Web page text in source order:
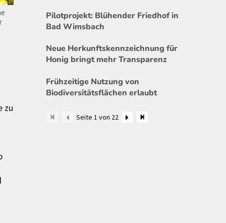
zu
Pilotprojekt: Blühender Friedhof in
Bad Wimsbach
Neue Herkunftskennzeichnung für
Honig bringt mehr Transparenz
Frühzeitige Nutzung von
Biodiversitätsflächen erlaubt
Seite 1 von 22